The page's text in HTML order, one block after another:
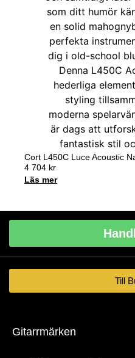
Cort L450C Luce Acoustic
4 704 kr
Läs mer
Till
Gitarrmärken